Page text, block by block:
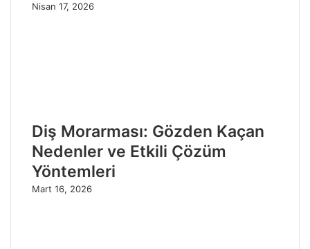
Nisan 17, 2026
Diş Morarması: Gözden Kaçan
Nedenler ve Etkili Çözüm
Yöntemleri
Mart 16, 2026